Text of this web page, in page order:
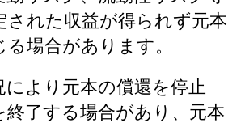
された収益が得られず元本
場合があります。
により元本の償還を停止
終了する場合があり、元本